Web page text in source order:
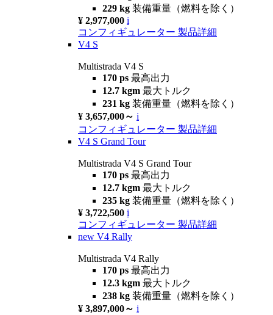
229 kg 装備重量（燃料を除く）
¥ 2,977,000 i
コンフィギュレーター 製品詳細
V4 S
Multistrada V4 S
170 ps 最高出力
12.7 kgm 最大トルク
231 kg 装備重量（燃料を除く）
¥ 3,657,000～ i
コンフィギュレーター 製品詳細
V4 S Grand Tour
Multistrada V4 S Grand Tour
170 ps 最高出力
12.7 kgm 最大トルク
235 kg 装備重量（燃料を除く）
¥ 3,722,500 i
コンフィギュレーター 製品詳細
new V4 Rally
Multistrada V4 Rally
170 ps 最高出力
12.3 kgm 最大トルク
238 kg 装備重量（燃料を除く）
¥ 3,897,000～ i